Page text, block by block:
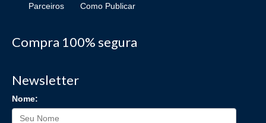
Parceiros Como Publicar
Compra 100% segura
Newsletter
Nome: